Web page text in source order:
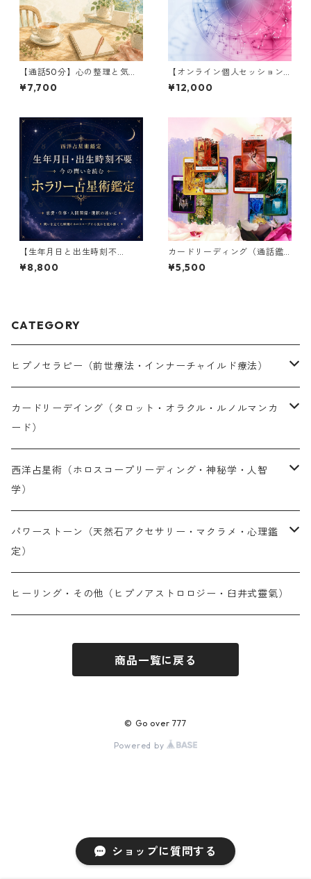
ショップに質問する
【通話50分】心の整理と気づ
きの対話セッション｜占術を
用いない傾聴・追加相談にも
¥7,700
【オンライン個人セッション 6
0分】ホロスコープ鑑定 〜魂
の旅を知ろう〜
¥12,000
【生年月日と出生時刻不
要！】✴︎問いを立てた日時のホ
ロスコープでエネルギーの起
¥8,800
カードリーディング（通話鑑
定30分）
¥5,500
CATEGORY
ヒプノセラピー（前世療法・インナーチャイルド療法）
対面セラピー（完全予約制）
オンラインセラピー（完全予約制）
カードリーデイング（タロット・オラクル・ルノルマンカ
ード）
LINE鑑定（30分単位・予約制）
オンライン通話鑑定（30分単位・予約制）
メール鑑定（PDF納品10〜14日）
対面鑑定（完全予約制）
西洋占星術（ホロスコープリーディング・神秘学・人智
学）
LINE鑑定（30分単位・予約制）
オンライン鑑定（30分単位・予約制）
メール鑑定（PDF納品 現在10〜14日）
対面鑑定（完全予約制）
パワーストーン（天然石アクセサリー・マクラメ・心理鑑
定）
天然石アイテム
ヒーリング・その他（ヒプノアストロロジー・臼井式靈氣）
商品一覧に戻る
© Go over 777
Powered by